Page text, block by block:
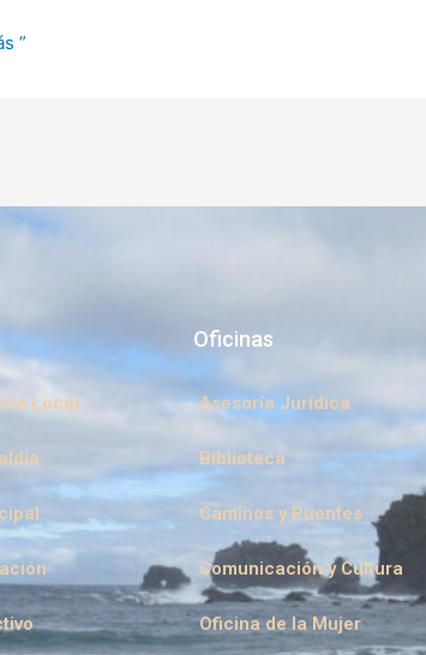
”
Local
Oficinas
Asesoría Jurídica
Biblioteca
Caminos y Puentes
Comunicación y Cultura
Oficina de la Mujer